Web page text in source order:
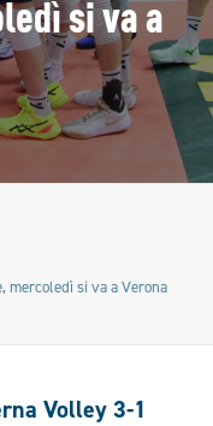
si va a
mercoledì si va a Verona
Volley 3-1